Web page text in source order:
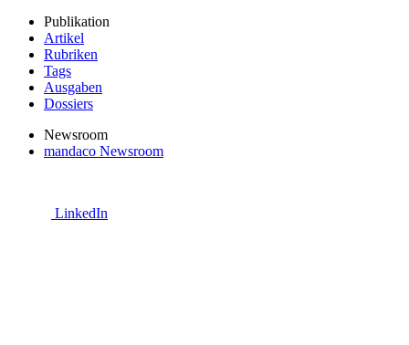
Publikation
Artikel
Rubriken
Tags
Ausgaben
Dossiers
Newsroom
mandaco Newsroom
LinkedIn